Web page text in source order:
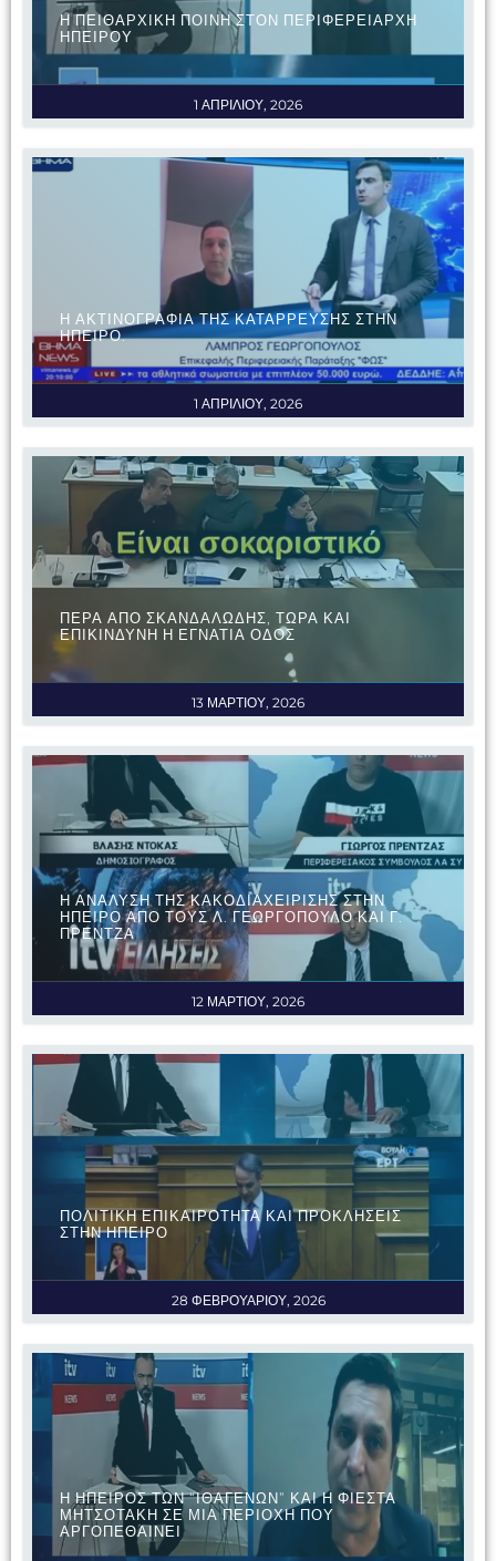
1 ΑΠΡΙΛΙΟΥ, 2026
Η ΠΕΙΘΑΡΧΙΚΗ ΠΟΙΝΗ ΣΤΟΝ ΠΕΡΙΦΕΡΕΙΑΡΧΗ
ΗΠΕΙΡΟΥ
1 ΑΠΡΙΛΙΟΥ, 2026
Η ΑΚΤΙΝΟΓΡΑΦΙΑ ΤΗΣ ΚΑΤΑΡΡΕΥΣΗΣ ΣΤΗΝ
ΗΠΕΙΡΟ.
13 ΜΑΡΤΙΟΥ, 2026
ΠΕΡΑ ΑΠΟ ΣΚΑΝΔΑΛΩΔΗΣ, ΤΩΡΑ ΚΑΙ
ΕΠΙΚΙΝΔΥΝΗ Η ΕΓΝΑΤΙΑ ΟΔΟΣ
12 ΜΑΡΤΙΟΥ, 2026
Η ΑΝΑΛΥΣΗ ΤΗΣ ΚΑΚΟΔΙΑΧΕΙΡΙΣΗΣ ΣΤΗΝ
ΗΠΕΙΡΟ ΑΠΟ ΤΟΥΣ Λ. ΓΕΩΡΓΟΠΟΥΛΟ ΚΑΙ Γ.
ΠΡΕΝΤΖΑ
28 ΦΕΒΡΟΥΑΡΙΟΥ, 2026
ΠΟΛΙΤΙΚΗ ΕΠΙΚΑΙΡΟΤΗΤΑ ΚΑΙ ΠΡΟΚΛΗΣΕΙΣ
ΣΤΗΝ ΗΠΕΙΡΟ
Η ΗΠΕΙΡΟΣ ΤΩΝ “ΙΘΑΓΕΝΩΝ” ΚΑΙ Η ΦΙΕΣΤΑ
ΜΗΤΣΟΤΑΚΗ ΣΕ ΜΙΑ ΠΕΡΙΟΧΗ ΠΟΥ
ΑΡΓΟΠΕΘΑΙΝΕΙ